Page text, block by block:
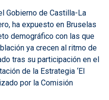
Gobierno de Castilla-La
ha expuesto en Bruselas
demográfico con las que
ya crecen al ritmo de
tras su participación en el
de la Estrategia ‘El
por la Comisión